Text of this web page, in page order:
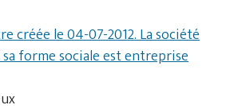
créée le 04-07-2012. La société
forme sociale est entreprise